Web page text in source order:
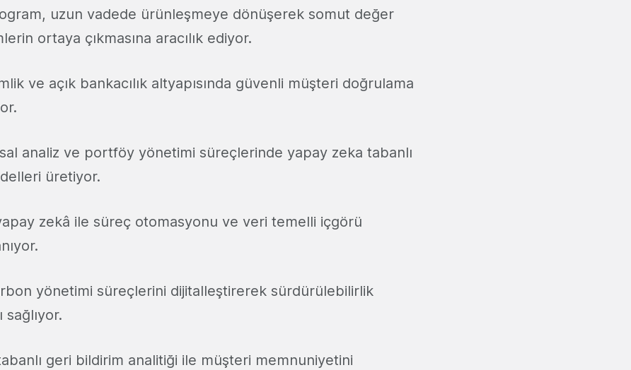
uzun vadede ürünleşmeye dönüşerek somut değer
ortaya çıkmasına aracılık ediyor.
ve açık bankacılık altyapısında güvenli müşteri doğrulama
analiz ve portföy yönetimi süreçlerinde yapay zeka tabanlı
üretiyor.
zekâ ile süreç otomasyonu ve veri temelli içgörü
yönetimi süreçlerini dijitalleştirerek sürdürülebilirlik
geri bildirim analitiği ile müşteri memnuniyetini